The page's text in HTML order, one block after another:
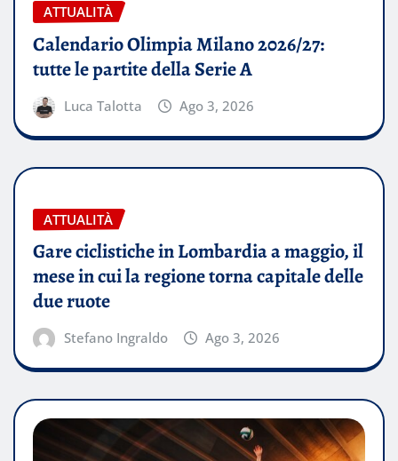
ATTUALITÀ
Calendario Olimpia Milano 2026/27:
tutte le partite della Serie A
Luca Talotta Ago 3, 2026
ATTUALITÀ
Gare ciclistiche in Lombardia a maggio, il
mese in cui la regione torna capitale delle
due ruote
Stefano Ingraldo Ago 3, 2026